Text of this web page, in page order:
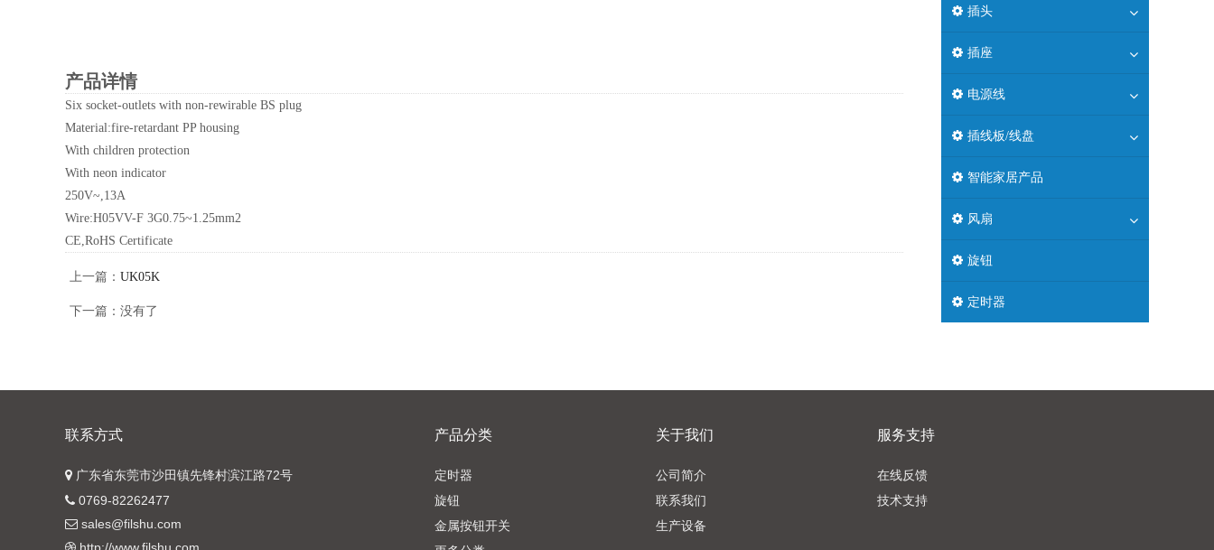
插头
插座
电源线
插线板/线盘
智能家居产品
风扇
旋钮
定时器
产品详情
Six socket-outlets with non-rewirable BS plug
Material:fire-retardant PP housing
With children protection
With neon indicator
250V~,13A
Wire:H05VV-F 3G0.75~1.25mm2
CE,RoHS Certificate
上一篇： UK05K
下一篇：没有了
联系方式
广东省东莞市沙田镇先锋村滨江路72号
0769-82262477
sales@filshu.com
产品分类
定时器
旋钮
金属按钮开关
关于我们
公司简介
联系我们
生产设备
服务支持
在线反馈
技术支持